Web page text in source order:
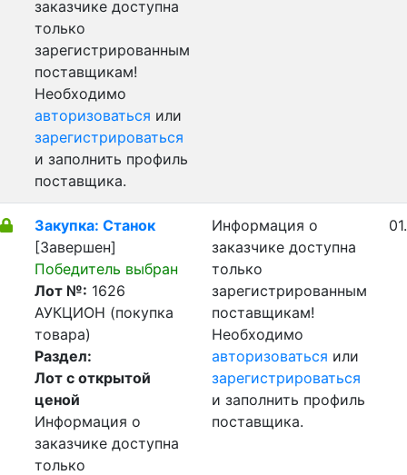
заказчике доступна
только
зарегистрированным
поставщикам!
Необходимо
авторизоваться или
зарегистрироваться
и заполнить профиль
поставщика.
Закупка: Станок
[Завершен]
Победитель выбран
Лот №: 1626
АУКЦИОН (покупка
товара)
Раздел:
Лот с открытой
ценой
Информация о
заказчике доступна
только
Информация о
заказчике доступна
только
зарегистрированным
поставщикам!
Необходимо
авторизоваться или
зарегистрироваться
и заполнить профиль
поставщика.